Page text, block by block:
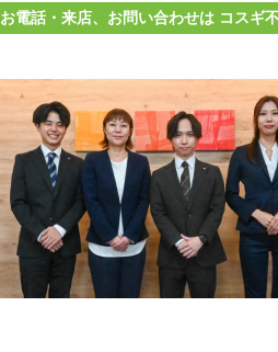
お電話・来店、お問い合わせは コスギ